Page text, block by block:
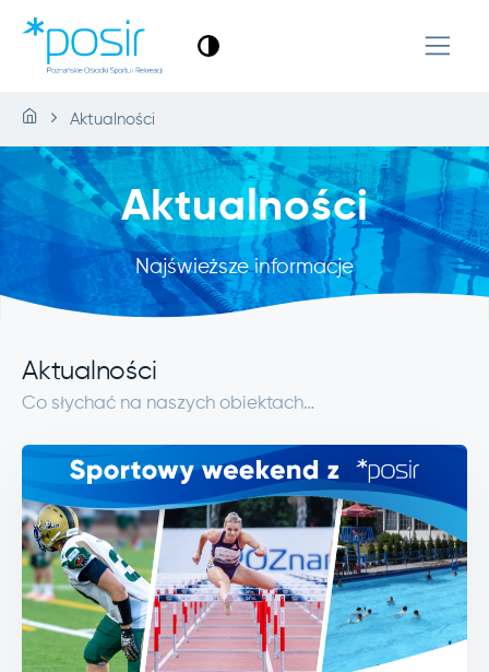
Aktualności
Aktualności
Najświeższe informacje
Aktualności
Co słychać na naszych obiektach…